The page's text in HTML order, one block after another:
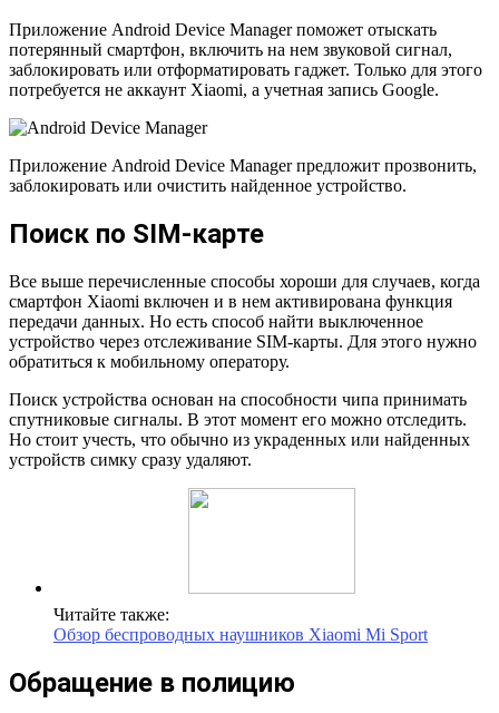
Приложение Android Device Manager поможет отыскать
потерянный смартфон, включить на нем звуковой сигнал,
заблокировать или отформатировать гаджет. Только для этого
потребуется не аккаунт Xiaomi, а учетная запись Google.
Приложение Android Device Manager предложит прозвонить,
заблокировать или очистить найденное устройство.
Поиск по SIM-карте
Все выше перечисленные способы хороши для случаев, когда
смартфон Xiaomi включен и в нем активирована функция
передачи данных. Но есть способ найти выключенное
устройство через отслеживание SIM-карты. Для этого нужно
обратиться к мобильному оператору.
Поиск устройства основан на способности чипа принимать
спутниковые сигналы. В этот момент его можно отследить.
Но стоит учесть, что обычно из украденных или найденных
устройств симку сразу удаляют.
Читайте также:
Обзор беспроводных наушников Xiaomi Mi Sport
Обращение в полицию